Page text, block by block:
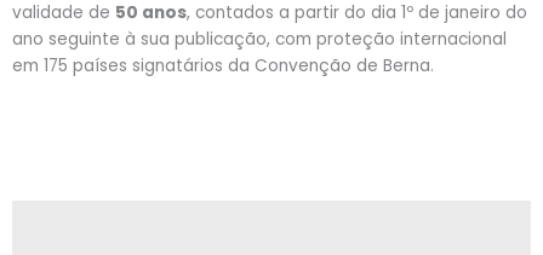
validade de 50 anos, contados a partir do dia 1º de janeiro do
ano seguinte à sua publicação, com proteção internacional
em 175 países signatários da Convenção de Berna.